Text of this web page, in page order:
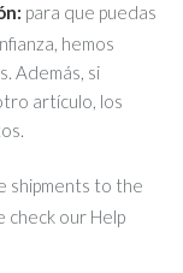
para que puedas
hemos
Además, si
artículo, los
shipments to the
check our Help